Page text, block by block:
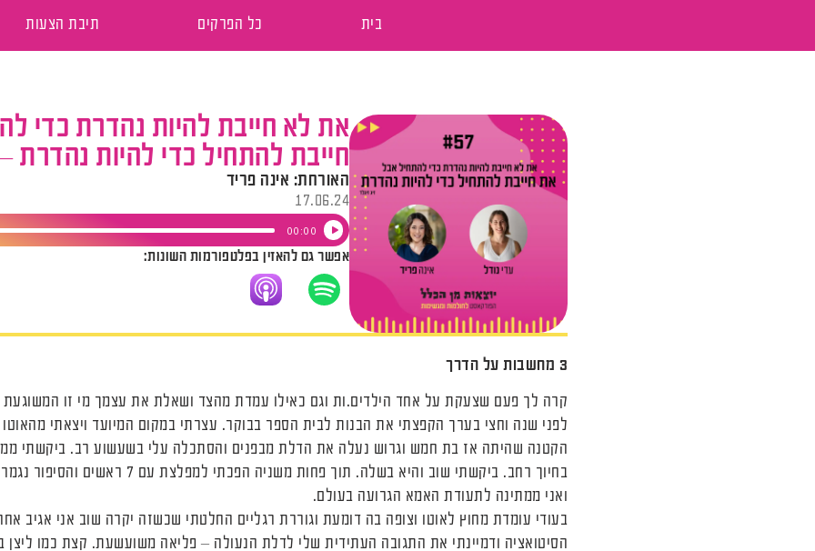
בית כל הפרקים תיבת הצעות
את לא חייבת להיות נהדרת כדי
חייבת להתחיל כדי להיות נהדרת –
האורחת: אינה פריד
17.06.24
נגן
אודיו
00:00
אפשר גם להאזין בפלטפורמות השונות:
3 מחשבות על הדרך
קרה לך פעם שצעקת על אחד הילדים.ות וגם כאילו עמדת מהצד ושאלת את עצמך מי זו המשוגעת
לפני שנה וחצי בערך הקפצתי את הבנות לבית הספר בבוקר. עצרתי במקום המיועד ויצאתי
הקטנה שהיתה אז בת חמש וגרוש נעלה את הדלת מבפנים והסתכלה עלי בשעשוע רב. ביקשתי
בחיוך רחב. ביקשתי שוב והיא בשלה. תוך פחות
ואני ממתינה לתעודת האמא הגרועה בעולם.
בעודי עומדת מחוץ לאוטו וצופה בה דומעת וגוררת רגליים החלטתי שכשזה יקרה שוב אני
הסיטואציה ודמיינתי את התגובה העתידית שלי לדלת הנעולה – פליאה משועשעת. קצת כמו ליצן